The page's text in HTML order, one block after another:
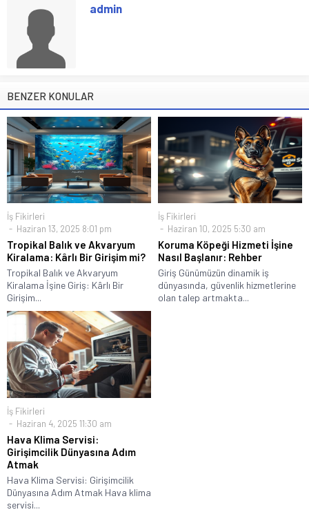
admin
BENZER KONULAR
İş Fikirleri
Haziran 13, 2025 8:01 pm
Tropikal Balık ve Akvaryum
Kiralama: Kârlı Bir Girişim mi?
Tropikal Balık ve Akvaryum
Kiralama İşine Giriş: Kârlı Bir
Girişim...
İş Fikirleri
Haziran 10, 2025 5:30 am
Koruma Köpeği Hizmeti İşine
Nasıl Başlanır: Rehber
Giriş Günümüzün dinamik iş
dünyasında, güvenlik hizmetlerine
olan talep artmakta...
İş Fikirleri
Haziran 4, 2025 11:30 am
Hava Klima Servisi:
Girişimcilik Dünyasına Adım
Atmak
Hava Klima Servisi: Girişimcilik
Dünyasına Adım Atmak Hava klima
servisi...